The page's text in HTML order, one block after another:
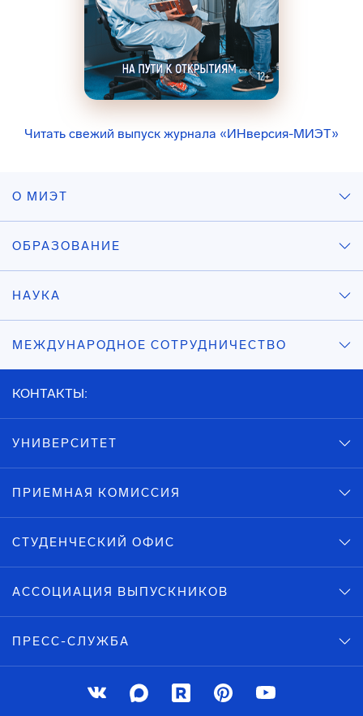
Читать свежий выпуск журнала «ИНверсия-МИЭТ»
О МИЭТ
ОБРАЗОВАНИЕ
НАУКА
МЕЖДУНАРОДНОЕ СОТРУДНИЧЕСТВО
КОНТАКТЫ:
УНИВЕРСИТЕТ
ПРИЕМНАЯ КОМИССИЯ
СТУДЕНЧЕСКИЙ ОФИС
АССОЦИАЦИЯ ВЫПУСКНИКОВ
ПРЕСС-СЛУЖБА